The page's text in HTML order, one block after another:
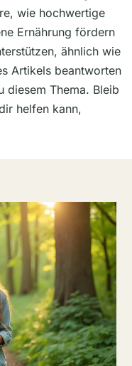
wie hochwertige
Ernährung fördern
ähnlich wie
Artikels beantworten
diesem Thema. Bleib
helfen kann,